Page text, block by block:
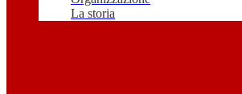
La storia